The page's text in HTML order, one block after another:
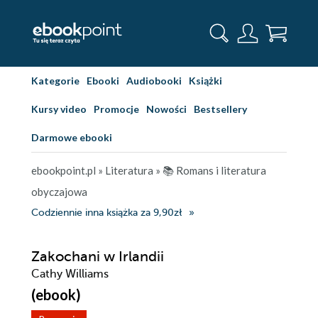
Kategorie Ebooki Audiobooki Książki
Kursy video Promocje Nowości Bestsellery
Darmowe ebooki
ebookpoint.pl » Literatura » 📚 Romans i literatura
obyczajowa
Codziennie inna książka za 9,90zł
Zakochani w Irlandii
Cathy Williams
(ebook)